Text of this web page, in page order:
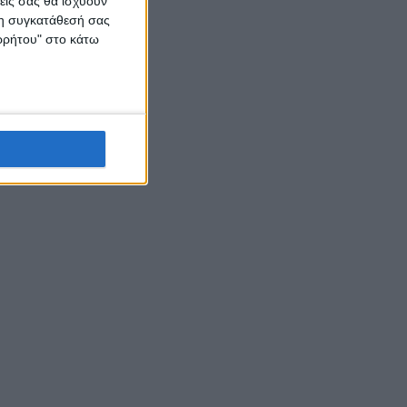
συγκατάθεσή σας
στο κάτω